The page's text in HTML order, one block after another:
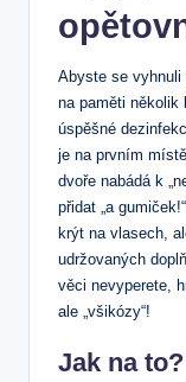
Abyste se
na paměti několik
úspěšné
je na prvním
dvoře nabádá k
přidat „a
krýt na vlasech,
udržovaných
věci nevyperete,
ale „všikózy“!
Jak na to?